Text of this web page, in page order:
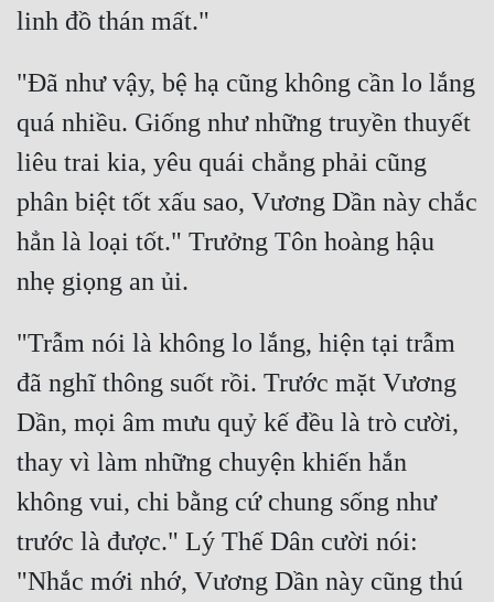
"Đã như vậy, bệ hạ cũng không cần lo lắng
quá nhiều. Giống như những truyền thuyết
liêu trai kia, yêu quái chẳng phải cũng
phân biệt tốt xấu sao, Vương Dần này chắc
hẳn là loại tốt." Trưởng Tôn hoàng hậu
"Trẫm nói là không lo lắng, hiện tại trẫm
đã nghĩ thông suốt rồi. Trước mặt Vương
Dần, mọi âm mưu quỷ kế đều là trò cười,
thay vì làm những chuyện khiến hắn
không vui, chi bằng cứ chung sống như
trước là được." Lý Thế Dân cười nói:
"Nhắc mới nhớ, Vương Dần này cũng thú